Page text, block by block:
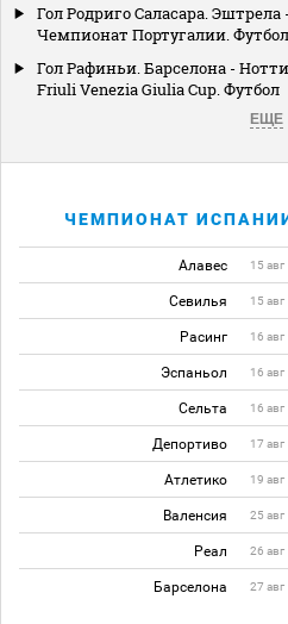
Гол Родриго Саласара. Эштрела
Чемпионат Португалии. Футбол
Гол Рафиньи. Барселона -
Friuli Venezia Giulia Cup. Футбол
ЕЩЕ
ЧЕМПИОНАТ
Алавес 15 авг
Севилья 15 авг
Расинг 16 авг
Эспаньол 16 авг
Сельта 16 авг
Депортиво 17 авг
Атлетико 19 авг
Валенсия 25 авг
Реал 26 авг
Барселона 27 авг